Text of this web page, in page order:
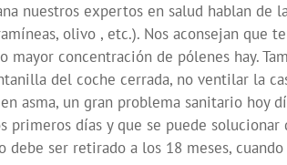
nuestros expertos en salud hablan de
olivo , etc.). Nos aconsejan que
mayor concentración de pólenes hay.
del coche cerrada, no ventilar la
asma, un gran problema sanitario hoy
primeros días y que se puede
debe ser retirado a los 18 meses,